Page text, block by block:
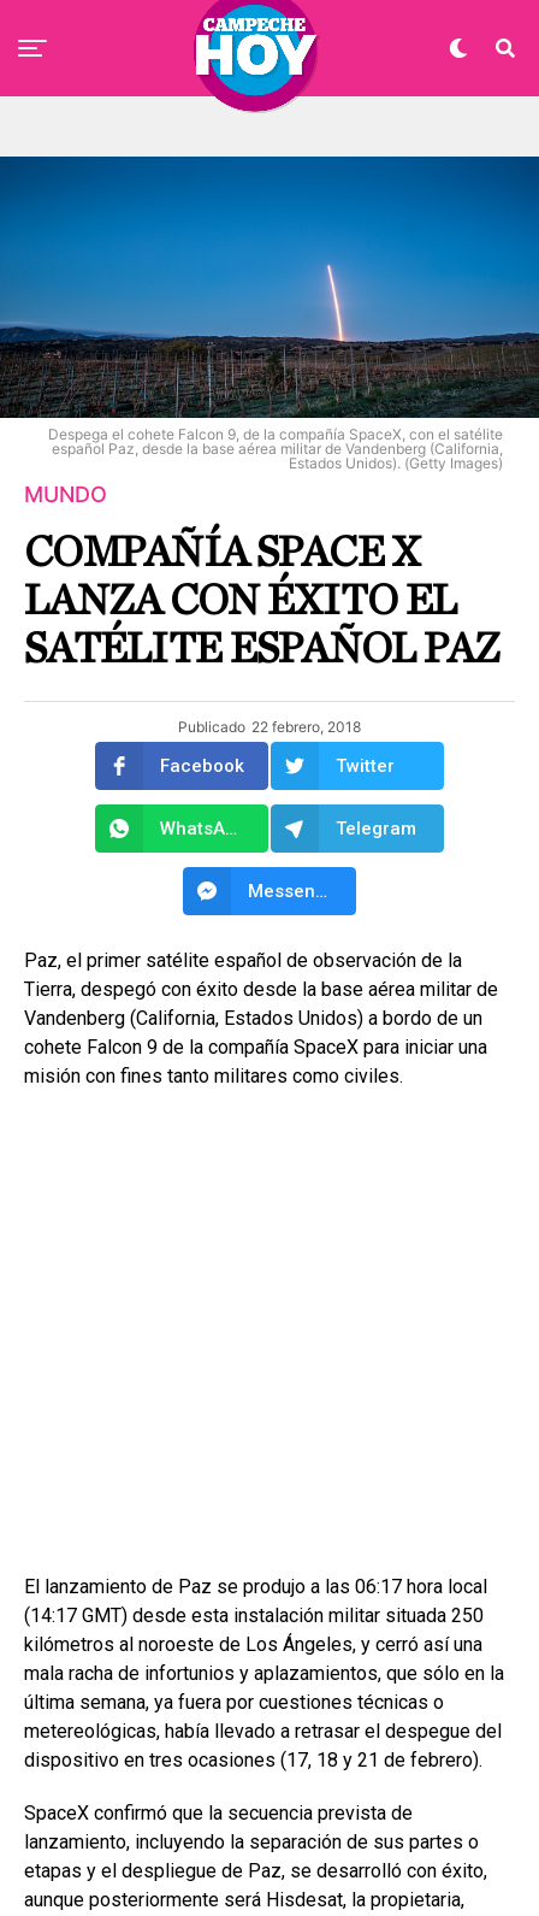
Despega el cohete Falcon 9, de la compañía SpaceX, con el satélite
español Paz, desde la base aérea militar de Vandenberg (California,
Estados Unidos). (Getty Images)
MUNDO
COMPAÑÍA SPACE X
LANZA CON ÉXITO EL
SATÉLITE ESPAÑOL PAZ
Publicado 22 febrero, 2018
Facebook Twitter
WhatsApp Telegram
Messenger
Paz, el primer satélite español de observación de la
Tierra, despegó con éxito desde la base aérea militar de
Vandenberg (California, Estados Unidos) a bordo de un
cohete Falcon 9 de la compañía SpaceX para iniciar una
misión con fines tanto militares como civiles.
El lanzamiento de Paz se produjo a las 06:17 hora local
(14:17 GMT) desde esta instalación militar situada 250
kilómetros al noroeste de Los Ángeles, y cerró así una
mala racha de infortunios y aplazamientos, que sólo en la
última semana, ya fuera por cuestiones técnicas o
metereológicas, había llevado a retrasar el despegue del
dispositivo en tres ocasiones (17, 18 y 21 de febrero).
SpaceX confirmó que la secuencia prevista de
lanzamiento, incluyendo la separación de sus partes o
etapas y el despliegue de Paz, se desarrolló con éxito,
aunque posteriormente será Hisdesat, la propietaria,